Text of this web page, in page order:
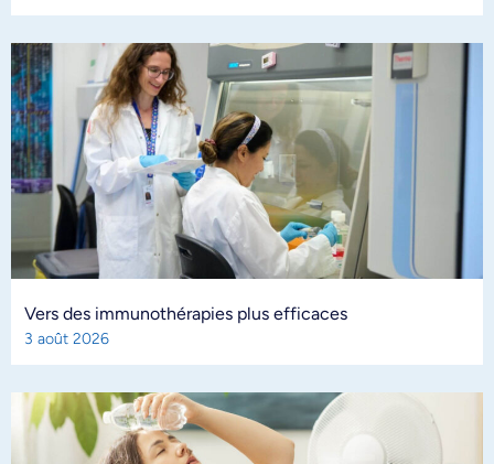
Vers des immunothérapies plus efficaces
3 août 2026